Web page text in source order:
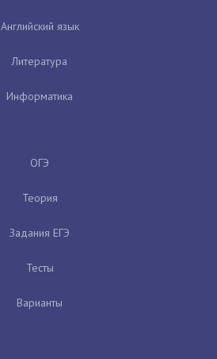
Английский язык
Литература
Информатика
ОГЭ
Теория
Задания ЕГЭ
Тесты
Варианты